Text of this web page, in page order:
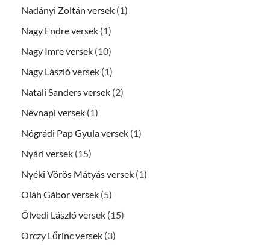
Nadányi Zoltán versek (1)
Nagy Endre versek (1)
Nagy Imre versek (10)
Nagy László versek (1)
Natali Sanders versek (2)
Névnapi versek (1)
Nógrádi Pap Gyula versek (1)
Nyári versek (15)
Nyéki Vörös Mátyás versek (1)
Oláh Gábor versek (5)
Ölvedi László versek (15)
Orczy Lőrinc versek (3)